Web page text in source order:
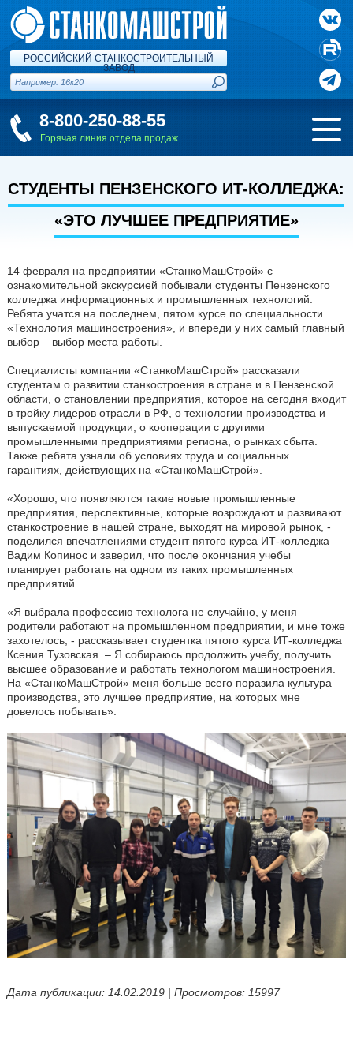
РОССИЙСКИЙ СТАНКОСТРОИТЕЛЬНЫЙ
ЗАВОД
8-800-250-88-55
Горячая линия отдела продаж
СТУДЕНТЫ ПЕНЗЕНСКОГО ИТ-КОЛЛЕДЖА:
«ЭТО ЛУЧШЕЕ ПРЕДПРИЯТИЕ»
14 февраля на предприятии «СтанкоМашСтрой» с
ознакомительной экскурсией побывали студенты Пензенского
колледжа информационных и промышленных технологий.
Ребята учатся на последнем, пятом курсе по специальности
«Технология машиностроения», и впереди у них самый главный
выбор – выбор места работы.
Специалисты компании «СтанкоМашСтрой» рассказали
студентам о развитии станкостроения в стране и в Пензенской
области, о становлении предприятия, которое на сегодня входит
в тройку лидеров отрасли в РФ, о технологии производства и
выпускаемой продукции, о кооперации с другими
промышленными предприятиями региона, о рынках сбыта.
Также ребята узнали об условиях труда и социальных
гарантиях, действующих на «СтанкоМашСтрой».
«Хорошо, что появляются такие новые промышленные
предприятия, перспективные, которые возрождают и развивают
станкостроение в нашей стране, выходят на мировой рынок, -
поделился впечатлениями студент пятого курса ИТ-колледжа
Вадим Копинос и заверил, что после окончания учебы
планирует работать на одном из таких промышленных
предприятий.
«Я выбрала профессию технолога не случайно, у меня
родители работают на промышленном предприятии, и мне тоже
захотелось, - рассказывает студентка пятого курса ИТ-колледжа
Ксения Тузовская. – Я собираюсь продолжить учебу, получить
высшее образование и работать технологом машиностроения.
На «СтанкоМашСтрой» меня больше всего поразила культура
производства, это лучшее предприятие, на которых мне
довелось побывать».
Дата публикации: 14.02.2019 | Просмотров: 15997